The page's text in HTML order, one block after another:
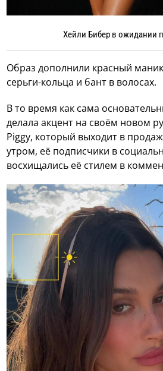
Хейли Бибер в ожидании
Образ дополнили красный
серьги-кольца и бант в волосах.
В то время как сама
делала акцент на своём новом
Piggy, который выходит в
утром, её подписчики в
восхищались её стилем в